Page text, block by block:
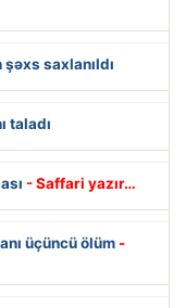
saxlanıldı
taladı
- Saffari yazır…
üçüncü ölüm -